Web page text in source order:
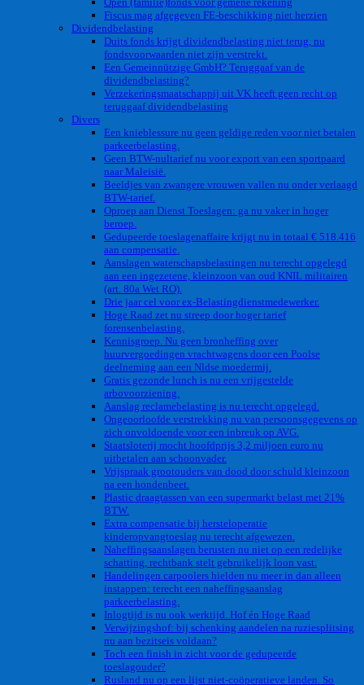
Fiscus mag afgegeven FE-beschikking niet herzien
Dividendbelasting
Duits fonds krijgt dividendbelasting niet terug, nu
fondsvoorwaarden niet zijn verstrekt.
Een Gemeinnützige GmbH? Teruggaaf van de
dividendbelasting?
Verzekeringsmaatschappij uit VK heeft geen recht op
teruggaaf dividendbelasting
Divers
Een knieblessure nu geen geldige reden voor niet betalen
parkeerbelasting.
Geen BTW-nultarief nu voor export van een sportpaard
naar Maleisië.
Beeldjes van zwangere vrouwen vallen nu onder verlaagd
BTW-tarief.
Oproep aan Dienst Toeslagen: ga nu vaker in hoger
beroep.
Gedupeerde toeslagenaffaire krijgt nu in totaal € 518.416
aan compensatie.
Aanslagen waterschapsbelastingen nu terecht opgelegd
aan een ingezetene, kleinzoon van oud KNIL militairen
(art. 80a Wet RO).
Drie jaar cel voor ex-Belastingdienstmedewerker.
Hoge Raad zet nu streep door hoger tarief
forensenbelasting.
Kennisgroep. Nu geen bronheffing over
huurvergoedingen vrachtwagens door een Poolse
deelneming aan een Nldse moedermij.
Gratis gezonde lunch is nu een vrijgestelde
arbovoorziening.
Aanslag reclamebelasting is nu terecht opgelegd.
Ongeoorloofde verstrekking nu van persoonsgegevens op
zich onvoldoende voor een inbreuk op AVG.
Staatsloterij mocht hoofdprijs 3,2 miljoen euro nu
uitbetalen aan schoonvader.
Vrijspraak grootouders van dood door schuld kleinzoon
na een hondenbeet.
Plastic draagtassen van een supermarkt belast met 21%
BTW.
Extra compensatie bij hersteloperatie
kinderopvangtoeslag nu terecht afgewezen.
Naheffingsaanslagen berusten nu niet op een redelijke
schatting, rechtbank stelt gebruikelijk loon vast.
Handelingen carpoolers hielden nu meer in dan alleen
instappen: terecht een naheffingsaanslag
parkeerbelasting.
Inlogtijd is nu ook werktijd. Hof én Hoge Raad
Verwijzingshof: bij schenking aandelen na ruziesplitsing
nu aan bezitseis voldaan?
Toch een finish in zicht voor de gedupeerde
toeslagouder?
Rusland nu op een lijst niet-coöperatieve landen. So